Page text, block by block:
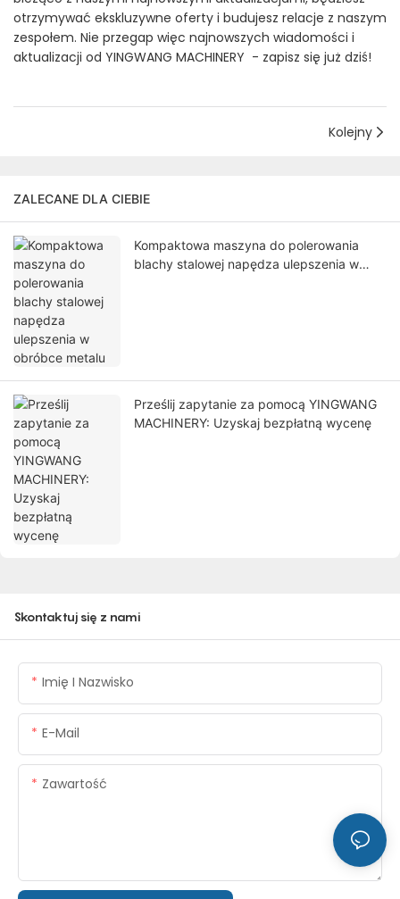
otrzymywać ekskluzywne oferty i budujesz relacje z naszym
zespołem. Nie przegap więc najnowszych wiadomości i
aktualizacji od YINGWANG MACHINERY - zapisz się już dziś!
Kolejny
ZALECANE DLA CIEBIE
Kompaktowa maszyna do polerowania
blachy stalowej napędza ulepszenia w
Prześlij zapytanie za pomocą YINGWANG
MACHINERY: Uzyskaj bezpłatną wycenę
Skontaktuj się z nami
Imię I Nazwisko
E-Mail
Zawartość